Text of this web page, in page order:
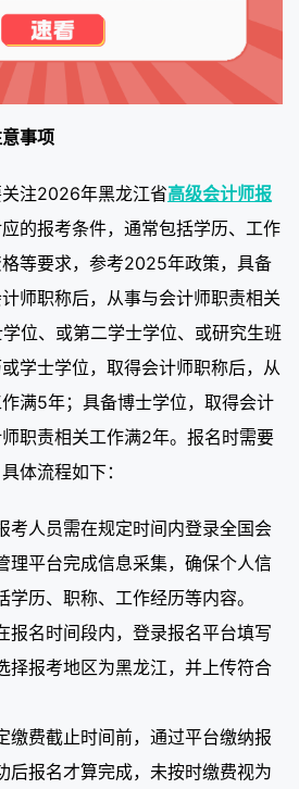
事项
注2026年黑龙江省高级会计师报
的报考条件，通常包括学历、工作
等要求，参考2025年政策，具备
师职称后，从事与会计师职责相关
位、或第二学士学位、或研究生班
学士学位，取得会计师职称后，从
满5年；具备博士学位，取得会计
职责相关工作满2年。报名时需要
体流程如下：
考人员需在规定时间内登录全国会
理平台完成信息采集，确保个人信
学历、职称、工作经历等内容。
报名时间段内，登录报名平台填写
择报考地区为黑龙江，并上传符合
缴费截止时间前，通过平台缴纳报
后报名才算完成，未按时缴费视为